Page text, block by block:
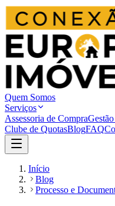
Quem Somos
Serviços
Assessoria de Compra
Clube de QuotasBlogFAQ
Início
Blog
Processo e